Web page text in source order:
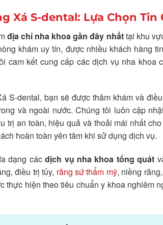
Xá S-dental: Lựa Chọn Tin
địa chỉ nha khoa gần đây nhấttại khu
khám uy tín, được nhiều khách hàng
cam kết cung cấp các dịch vụ nha
S-dental, bạn sẽ được thăm khám và
và ngoài nước. Chúng tôi luôn cập
trị an toàn, hiệu quả và thoải mái nhất
hoàn toàn yên tâm khi sử dụng dịch vụ.
dạng cácdịch vụ nha khoa tổng quát
điều trị tủy, răng sứ thẩm mỹ, niềng
thực hiện theo tiêu chuẩn y khoa nghiêm